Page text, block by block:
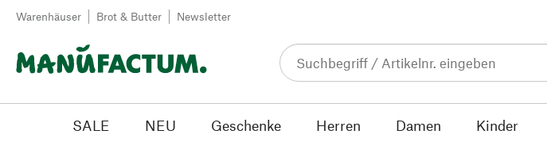
Zum Inhalt springen
Warenhäuser Brot & Butter Newsletter
SALE NEU Geschenke Herren Damen Kinder